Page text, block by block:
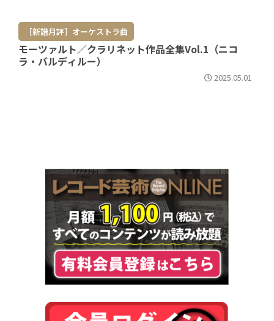
［新譜月評］オーケストラ曲
モーツァルト／クラリネット作品全集Vol.1（ニコ
ラ・バルディルー）
2025.05.01